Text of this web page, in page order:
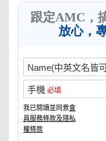
跟定AMC，
放心，